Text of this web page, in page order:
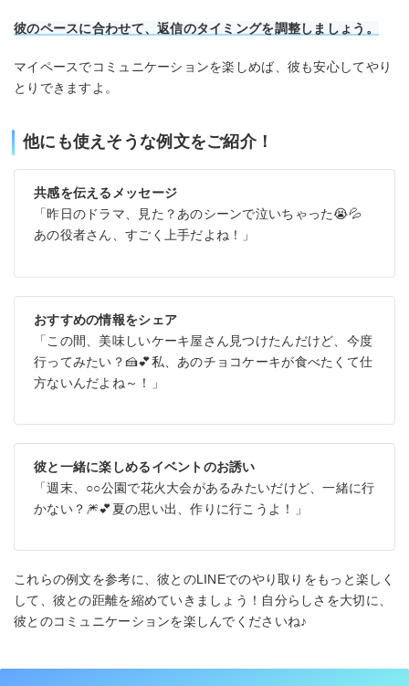
彼のペースに合わせて、返信のタイミングを調整しましょう。
マイペースでコミュニケーションを楽しめば、彼も安心してやり
とりできますよ。
他にも使えそうな例文をご紹介！
共感を伝えるメッセージ
「昨日のドラマ、見た？あのシーンで泣いちゃった😭💦
あの役者さん、すごく上手だよね！」
おすすめの情報をシェア
「この間、美味しいケーキ屋さん見つけたんだけど、今度
行ってみたい？🍰💕私、あのチョコケーキが食べたくて仕
方ないんだよね～！」
彼と一緒に楽しめるイベントのお誘い
「週末、○○公園で花火大会があるみたいだけど、一緒に行
かない？🎆💕夏の思い出、作りに行こうよ！」
これらの例文を参考に、彼とのLINEでのやり取りをもっと楽しく
して、彼との距離を縮めていきましょう！自分らしさを大切に、
彼とのコミュニケーションを楽しんでくださいね♪